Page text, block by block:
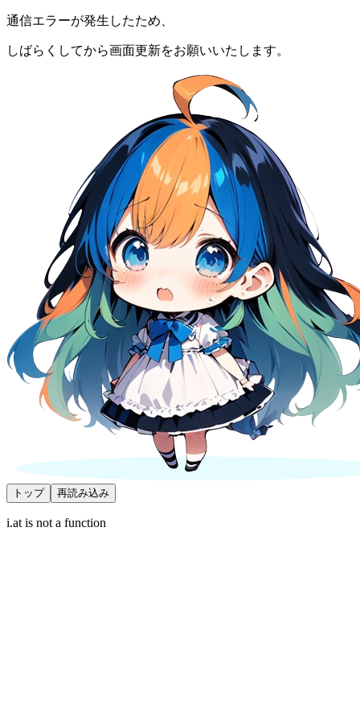
通信エラーが発生したため、
しばらくしてから画面更新をお願いいたします。
トップ 再読み込み
i.at is not a function